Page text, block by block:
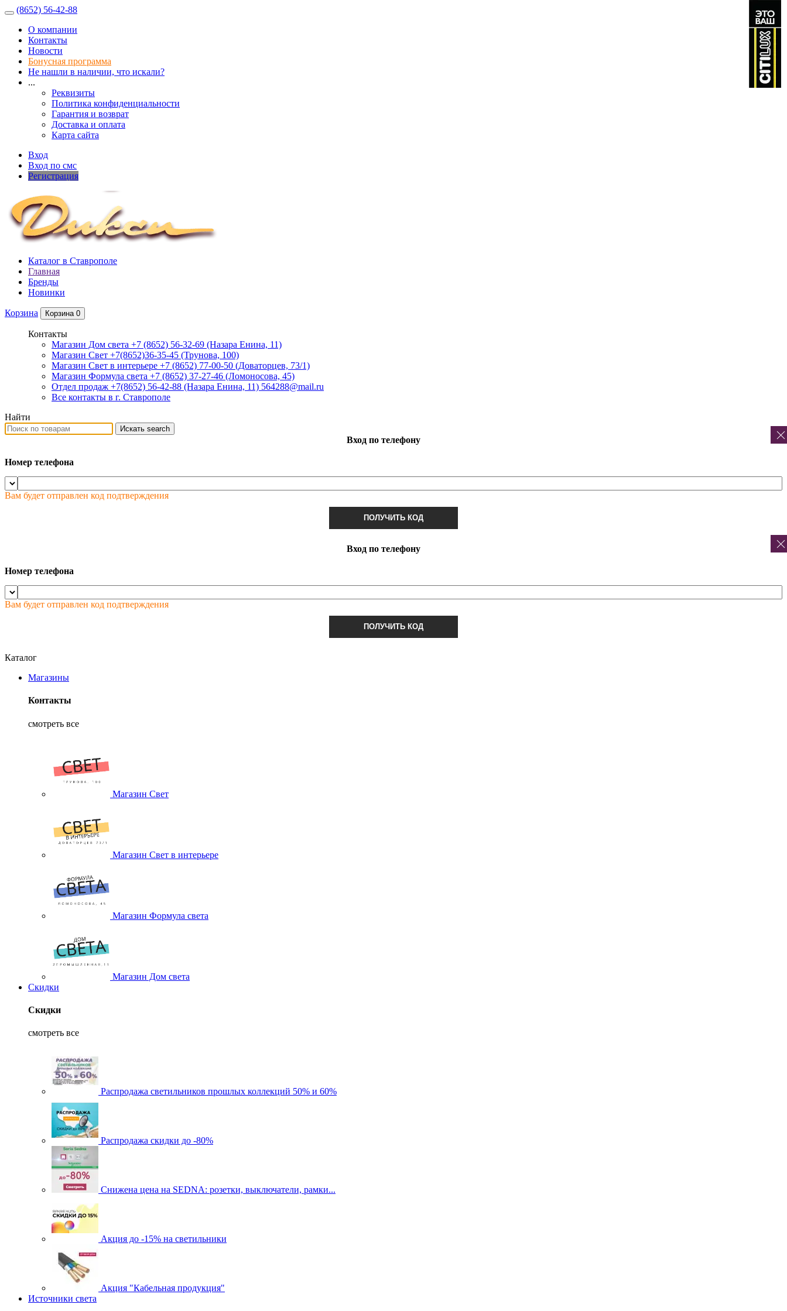
(8652) 56-42-88
О компании
Контакты
Новости
Бонусная программа
Не нашли в наличии, что искали?
...
Реквизиты
Политика конфиденциальности
Гарантия и возврат
Доставка и оплата
Карта сайта
Вход
Вход по смс
Регистрация
Каталог в Ставрополе
Главная
Бренды
Новинки
Корзина Корзина 0
Контакты
Магазин Дом света +7 (8652) 56-32-69 (Назара Енина, 11)
Магазин Свет +7(8652)36-35-45 (Трунова, 100)
Магазин Свет в интерьере +7 (8652) 77-00-50 (Доваторцев, 73/1)
Магазин Формула света +7 (8652) 37-27-46 (Ломоносова, 45)
Отдел продаж +7(8652) 56-42-88 (Назара Енина, 11) 564288@mail.ru
Все контакты в г. Ставрополе
Найти
Искать search
Вход по телефону
Номер телефона
Вам будет отправлен код подтверждения
ПОЛУЧИТЬ КОД
Вход по телефону
Номер телефона
Вам будет отправлен код подтверждения
ПОЛУЧИТЬ КОД
Каталог
Магазины
Контакты
смотреть все
Магазин Свет
Магазин Свет в интерьере
Магазин Формула света
Магазин Дом света
Скидки
Скидки
смотреть все
Распродажа светильников прошлых коллекций 50% и 60%
Распродажа скидки до -80%
Cнижена цена на SEDNA: розетки, выключатели, рамки...
Акция до -15% на светильники
Акция "Кабельная продукция"
Источники света